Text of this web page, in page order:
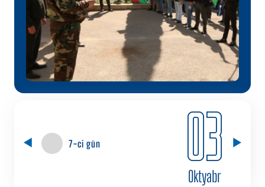
7-ci gün 03
Oktyabr